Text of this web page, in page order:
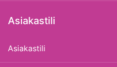
Asiakastili
Asiakastili